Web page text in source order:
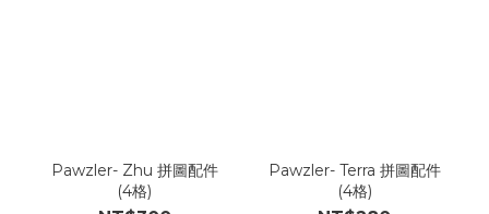
Pawzler- Zhu 拼圖配件
(4格)
Pawzler- Terra 拼圖配件
(4格)